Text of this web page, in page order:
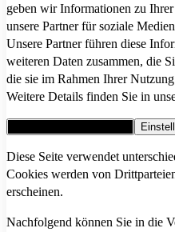
geben wir Informationen zu
unsere Partner für soziale
Unsere Partner führen diese
weiteren Daten zusammen, die
die sie im Rahmen Ihrer
Weitere Details finden Sie in
Diese Seite verwendet
Cookies werden von
erscheinen.
Nachfolgend können Sie in die